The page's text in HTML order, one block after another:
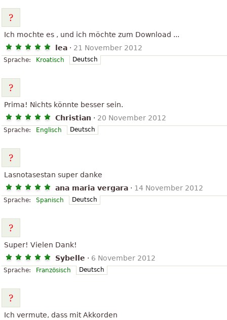
Ich mochte es , und ich möchte zum Download ...
lea · 21 November 2012
Sprache: Kroatisch Deutsch
Prima! Nichts könnte besser sein.
Christian · 20 November 2012
Sprache: Englisch Deutsch
Lasnotasestan super danke
ana maria vergara · 14 November 2012
Sprache: Spanisch Deutsch
Super! Vielen Dank!
Sybelle · 6 November 2012
Sprache: Französisch Deutsch
Ich vermute, dass mit Akkorden